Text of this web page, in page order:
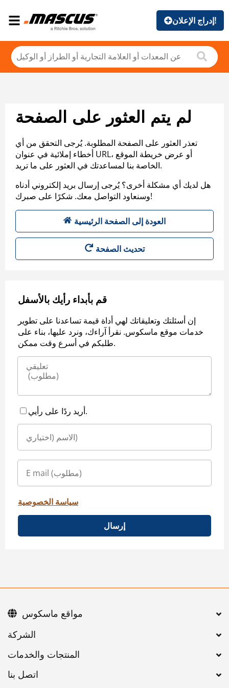
إدراج الإعلان!
لم يتم العثور على الصفحة
تعذر العثور على الصفحة المطلوبة. يُرجى التحقق من أي
أخطاء إملائية في عنوان URL، أو عرض خريطة الموقع
الخاصة بنا لمساعدتك في العثور على ما تريد.
هل لديك أي مشكلة أخرى؟ يُرجى إرسال بريد إلكتروني أدناه
وسنعاود التواصل معك. شكرًا على صبرك!
العودة إلى الصفحة الرئيسية
تحديث الصفحة
قم بأبداء رأيك بالأسفل
إن أسئلتك وتعليقاتك لهي أداة قيمة تساعدنا على تطوير
خدمات موقع ماسكوس. نقرأ آراءك، ونرد عليها، بناء على
طلبكم في أسرع وقت ممكن.
أريد ردًا على رأيي.
سياسة الخصوصية
إرسال
اتصل بنا
مواقع ماسكوس